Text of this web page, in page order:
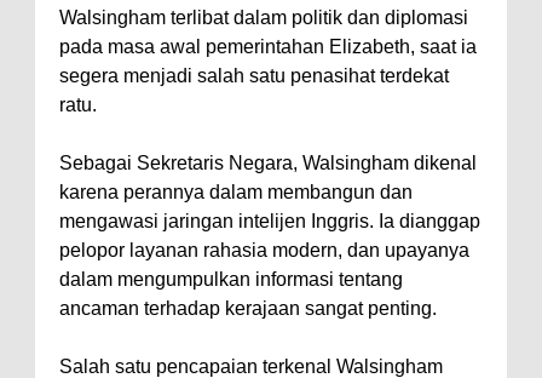
Walsingham terlibat dalam politik dan diplomasi
pada masa awal pemerintahan Elizabeth, saat ia
segera menjadi salah satu penasihat terdekat
ratu.
Sebagai Sekretaris Negara, Walsingham dikenal
karena perannya dalam membangun dan
mengawasi jaringan intelijen Inggris. Ia dianggap
pelopor layanan rahasia modern, dan upayanya
dalam mengumpulkan informasi tentang
ancaman terhadap kerajaan sangat penting.
Salah satu pencapaian terkenal Walsingham